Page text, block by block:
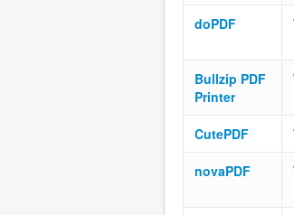
doPDF
Bullzip PDF
Printer
CutePDF
novaPDF